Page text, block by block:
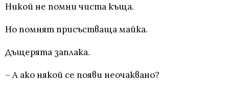
Никой не помни чиста къща.
Но помнят присъстваща майка.
Дъщерята заплака.
– А ако някой се появи неочаквано?